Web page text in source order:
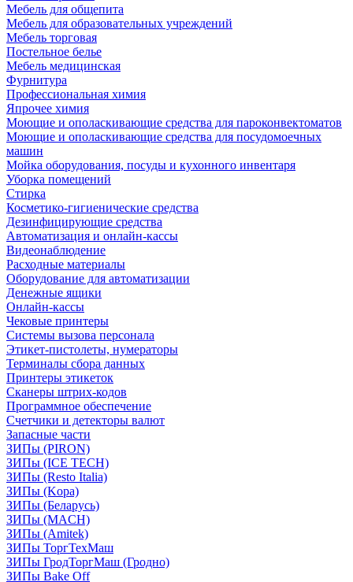
Мебель для общепита
Мебель для образовательных учреждений
Мебель торговая
Постельное белье
Мебель медицинская
Фурнитура
Профессиональная химия
Япрочее химия
Моющие и ополаскивающие средства для пароконвектоматов
Моющие и ополаскивающие средства для посудомоечных
машин
Мойка оборудования, посуды и кухонного инвентаря
Уборка помещений
Стирка
Косметико-гигиенические средства
Дезинфицирующие средства
Автоматизация и онлайн-кассы
Видеонаблюдение
Расходные материалы
Оборудование для автоматизации
Денежные ящики
Онлайн-кассы
Чековые принтеры
Системы вызова персонала
Этикет-пистолеты, нумераторы
Терминалы сбора данных
Принтеры этикеток
Сканеры штрих-кодов
Программное обеспечение
Счетчики и детекторы валют
Запасные части
ЗИПы (PIRON)
ЗИПы (ICE TECH)
ЗИПы (Resto Italia)
ЗИПы (Kopa)
ЗИПы (Беларусь)
ЗИПы (MACH)
ЗИПы (Amitek)
ЗИПы ТоргТехМаш
ЗИПы ГродТоргМаш (Гродно)
ЗИПы Bake Off